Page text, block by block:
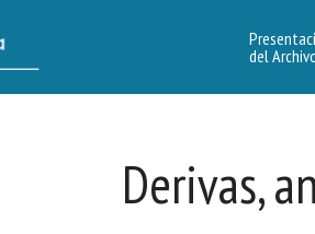
Descartes, Buenos Aires
del
Derivas,